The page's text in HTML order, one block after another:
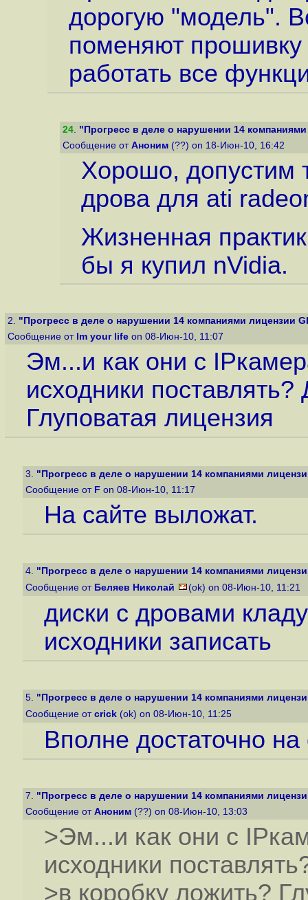
дорогую "модель".
поменяют прошивку
работать все
24. "Прогресс в деле о нарушении 14
Сообщение от Аноним (??) on 18-Июн-10, 16:42
Хорошо, допустим
дрова для ati
Жизненная
бы я купил nVidia.
2. "Прогресс в деле о нарушении 14 компаниями лицензии
Сообщение от Im your life on 08-Июн-10, 11:07
Эм...и как они с
исходники
Глуповатая лицензия
3. "Прогресс в деле о нарушении 14 компаниями
Сообщение от F on 08-Июн-10, 11:17
На сайте выложат.
4. "Прогресс в деле о нарушении 14 компаниями
Сообщение от Беляев Николай (ok) on 08-Июн-10, 11:21
диски с дровами
исходники записать
5. "Прогресс в деле о нарушении 14 компаниями
Сообщение от crick (ok) on 08-Июн-10, 11:25
Вполне достаточно
7. "Прогресс в деле о нарушении 14 компаниями
Сообщение от Аноним (??) on 08-Июн-10, 13:03
>Эм...и как они с
исходники
>в коробку ложить?